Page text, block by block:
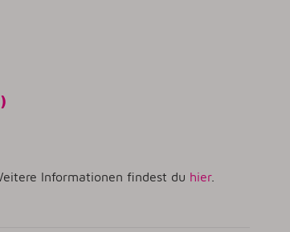
)
Informationen findest du hier.